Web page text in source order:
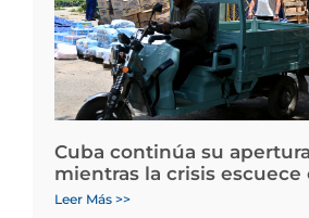
Cuba continúa su
mientras la crisis escuece
Leer Más >>